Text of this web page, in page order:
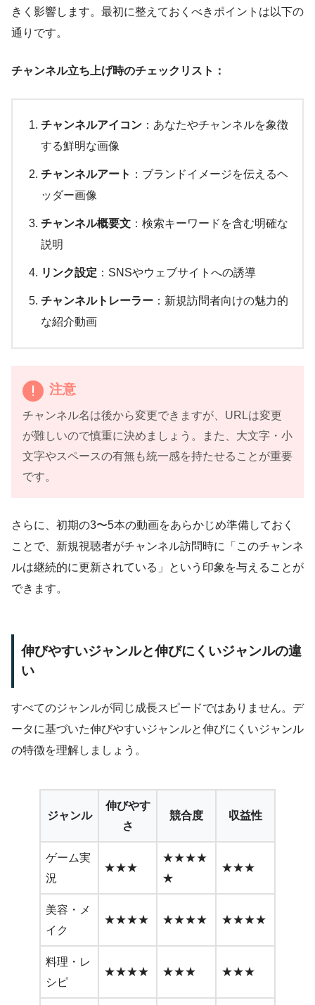
きく影響します。最初に整えておくべきポイントは以下の
通りです。
チャンネル立ち上げ時のチェックリスト：
チャンネルアイコン ：あなたやチャンネルを象徴
する鮮明な画像
チャンネルアート ：ブランドイメージを伝えるヘ
ッダー画像
チャンネル概要文 ：検索キーワードを含む明確な
説明
リンク設定 ：SNSやウェブサイトへの誘導
チャンネルトレーラー ：新規訪問者向けの魅力的
な紹介動画
注意
チャンネル名は後から変更できますが、URLは変更
が難しいので慎重に決めましょう。また、大文字・小
文字やスペースの有無も統一感を持たせることが重要
です。
さらに、初期の3〜5本の動画をあらかじめ準備しておく
ことで、新規視聴者がチャンネル訪問時に「このチャンネ
ルは継続的に更新されている」という印象を与えることが
できます。
伸びやすいジャンルと伸びにくいジャンルの違
い
すべてのジャンルが同じ成長スピードではありません。デ
ータに基づいた伸びやすいジャンルと伸びにくいジャンル
の特徴を理解しましょう。
ジャンル
伸びやす
さ
競合度 収益性
ゲーム実
況
★★★
★★★★
★
★★★
美容・メ
イク
★★★★ ★★★★ ★★★★
料理・レ
シピ
★★★★ ★★★ ★★★